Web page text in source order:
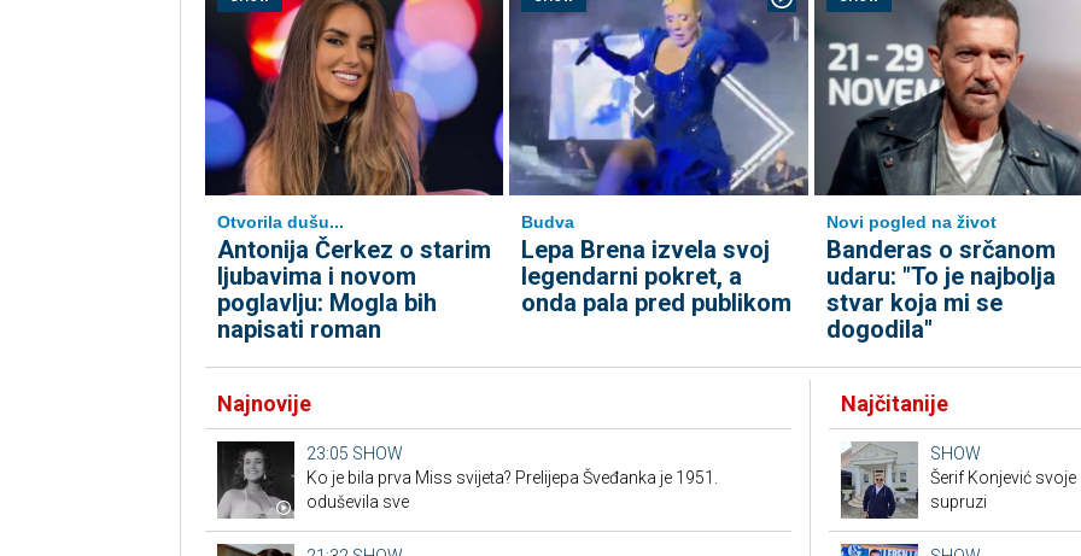
Otvorila dušu...
Antonija Čerkez o starim
ljubavima i novom
poglavlju: Mogla bih
napisati roman
Budva
Lepa Brena izvela svoj
legendarni pokret, a
onda pala pred publikom
Novi pogled na život
Banderas o srčanom
udaru: "To je najbolja
stvar koja mi se
dogodila"
Najnovije
23:05 SHOW
Ko je bila prva Miss svijeta? Prelijepa Šveđanka je 1951.
oduševila sve
Najčitanije
SHOW
Šerif Konjević
supruzi